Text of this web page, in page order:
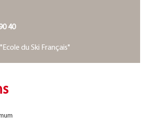
40
"Ecole du Ski Français"